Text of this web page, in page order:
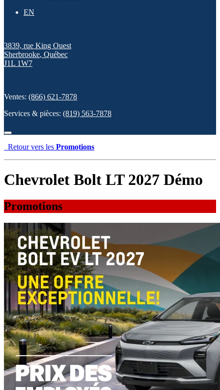
EN
3839, rue King Ouest
Sherbrooke, Québec
J1L 1W7
Ventes: (866) 621-7878
Services & pièces: (819) 563-7878
Retour vers les Promotions
Chevrolet Bolt LT 2027 Démo
Promotions